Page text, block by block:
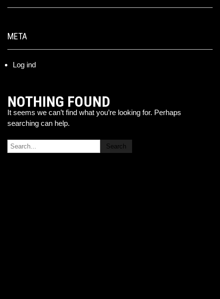
META
Log ind
NOTHING FOUND
It seems we can’t find what you’re looking for. Perhaps
searching can help.